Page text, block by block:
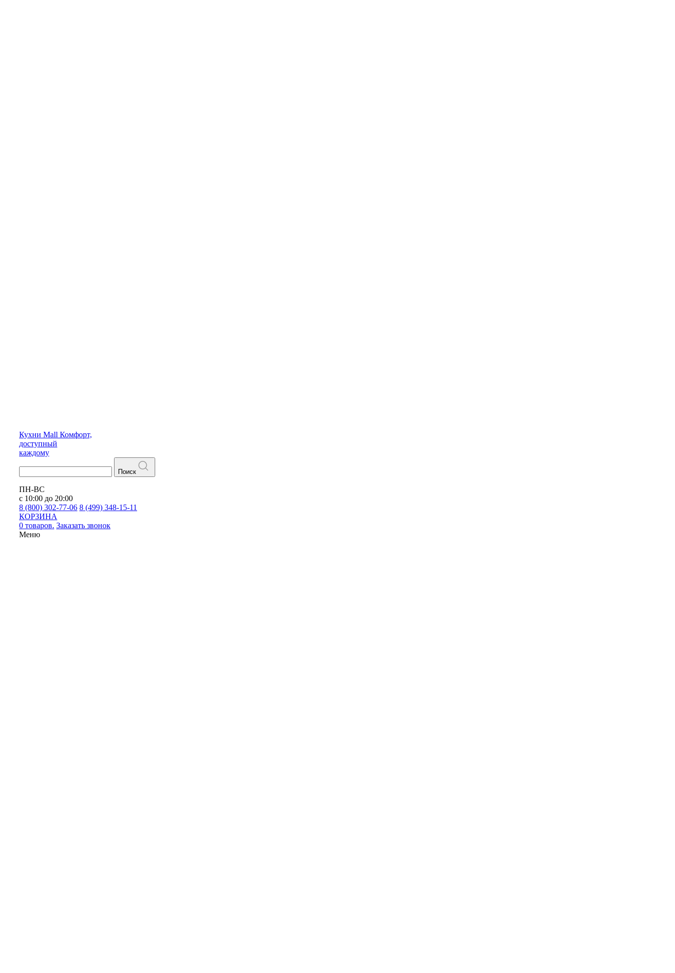
Кухни Mall Комфорт,
доступный
каждому
Поиск
ПН-ВС
с 10:00 до 20:00
8 (800) 302-77-06 8 (499) 348-15-11
КОРЗИНА
0 товаров. Заказать звонок
Меню